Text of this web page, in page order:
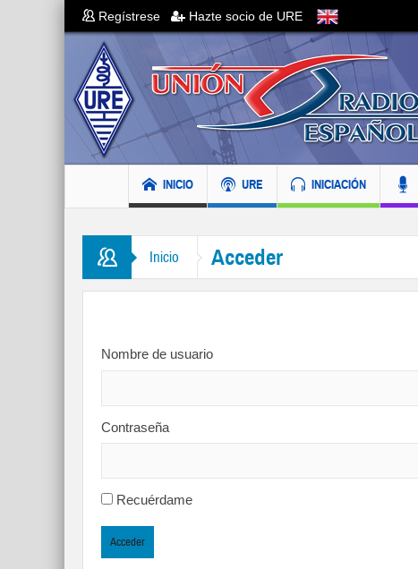
Regístrese Hazte socio de URE
INICIO URE INICIACIÓN
Inicio Acceder
Nombre de usuario
Contraseña
Recuérdame
Acceder